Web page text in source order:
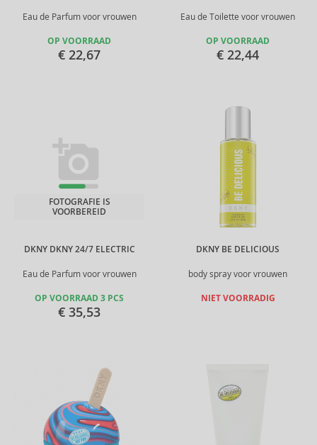
Eau de Parfum voor vrouwen
OP VOORRAAD
€ 22,67
Eau de Toilette voor vrouwen
OP VOORRAAD
€ 22,44
DKNY DKNY 24/7 ELECTRIC
Eau de Parfum voor vrouwen
FOTOGRAFIE IS
VOORBEREID
OP VOORRAAD 3 PCS
€ 35,53
DKNY BE DELICIOUS
body spray voor vrouwen
NIET VOORRADIG